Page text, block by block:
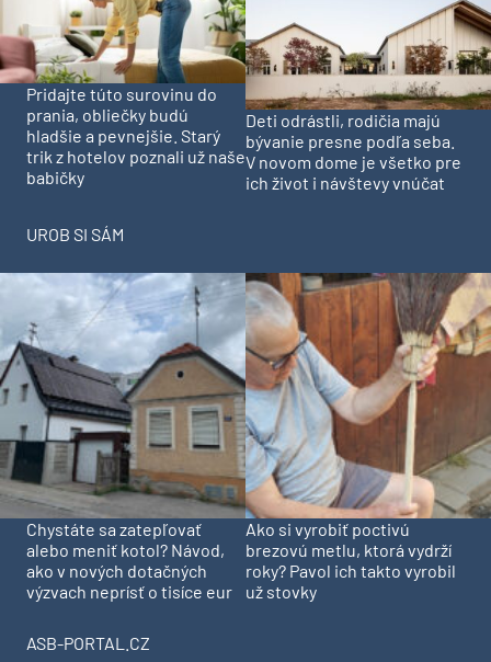
Pridajte túto surovinu do
prania, obliečky budú
hladšie a pevnejšie. Starý
trik z hotelov poznali už naše
babičky
Deti odrástli, rodičia majú
bývanie presne podľa seba.
V novom dome je všetko pre
ich život i návštevy vnúčat
UROB SI SÁM
Chystáte sa zatepľovať
alebo meniť kotol? Návod,
ako v nových dotačných
výzvach neprísť o tisíce eur
Ako si vyrobiť poctivú
brezovú metlu, ktorá vydrží
roky? Pavol ich takto vyrobil
už stovky
ASB-PORTAL.CZ